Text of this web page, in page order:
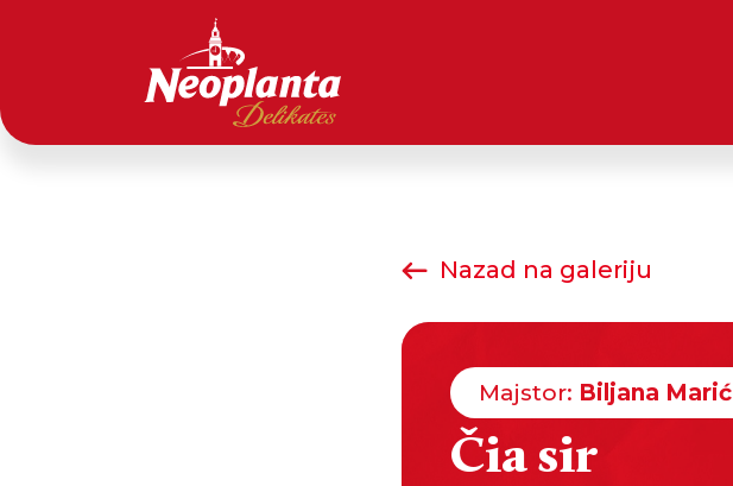
Nazad na galeriju
Majstor: Biljana Marić
Čia sir